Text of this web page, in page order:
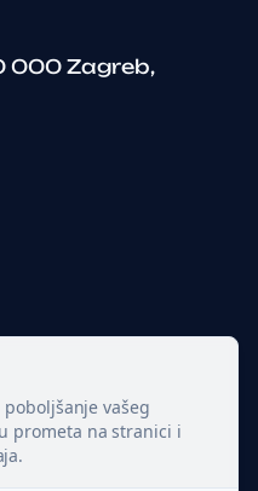
000 Zagreb,
vašeg
prometa na stranici i